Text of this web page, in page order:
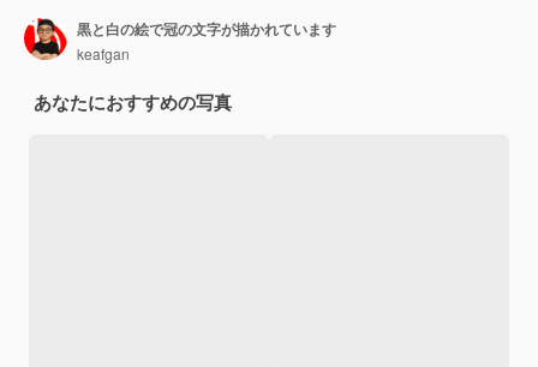
黒と白の絵で冠の文字が描かれています
keafgan
あなたにおすすめの写真